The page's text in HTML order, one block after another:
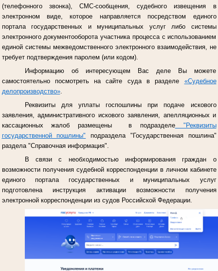
(телефонного звонка), СМС-сообщения, судебного извещения в
электронном виде, которое направляется посредством единого
портала государственных и муниципальных услуг либо системы
электронного документооборота участника процесса с использованием
единой системы межведомственного электронного взаимодействия, не
требует подтверждения паролем (или кодом).
Информацию об интересующем Вас деле Вы можете
самостоятельно посмотреть на сайте суда в разделе «Судебное
делопроизводство».
Реквизиты для уплаты госпошлины при подаче искового
заявления, административного искового заявления, апелляционных и
кассационных жалоб размещены в подразделе"Реквизиты
государственной пошлины" подраздела "Государственная пошлина"
раздела "Справочная информация".
В связи с необходимостью информирования граждан о
возможности получения судебной корреспонденции в личном кабинете
единого портала государственных и муниципальных услуг
подготовлена инструкция активации возможности получения
электронной корреспонденции из судов Российской Федерации.